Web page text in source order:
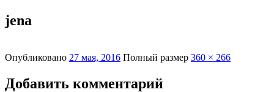
jena
Опубликовано 27 мая, 2016 Полный размер 360 × 266
Добавить комментарий